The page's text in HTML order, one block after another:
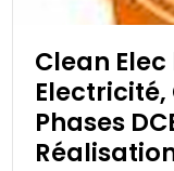
Clean
Electricité,
Phases